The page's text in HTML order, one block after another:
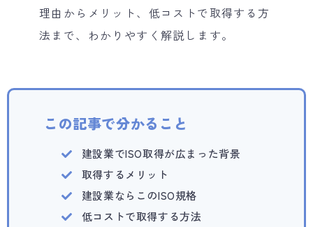
理由からメリット、低コストで取得する方
法まで、わかりやすく解説します。
この記事で分かること
建設業でISO取得が広まった背景
取得するメリット
建設業ならこのISO規格
低コストで取得する方法